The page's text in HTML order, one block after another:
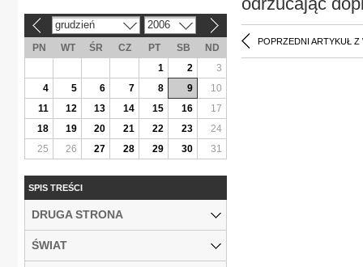
POPRZEDNI ARTYKUŁ Z
grudzień 2006
PN WT ŚR CZ PT SB
ND
1
2
3
4
5 6 7 8 9
10
11
12 13 14 15 16
17
18
19 20 21 22 23
24
25
26 27 28 29 30 31
SPIS TREŚCI
DRUGA STRONA
ŚWIAT